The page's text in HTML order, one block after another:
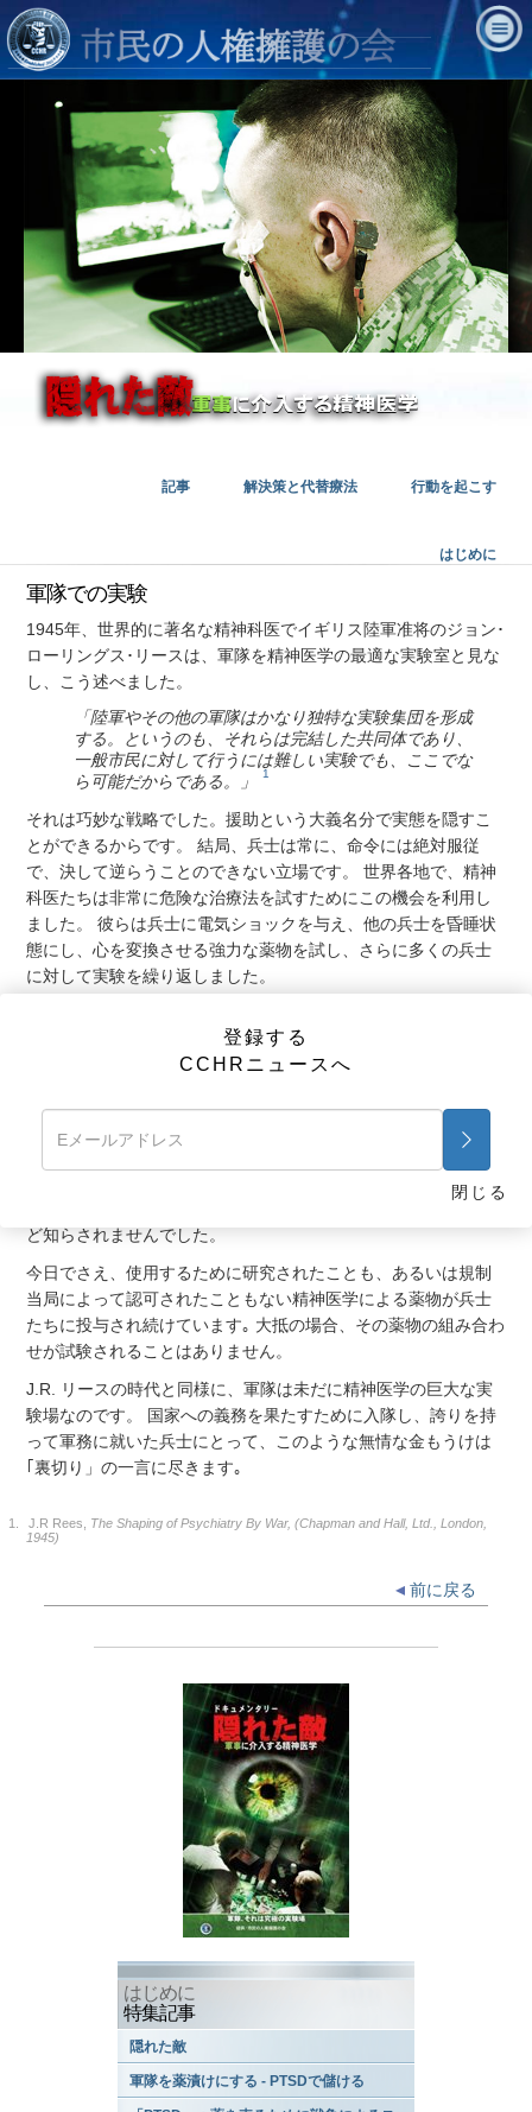
行動を起こす
解決策と代替療法
記事
はじめに
軍隊での実験
1945年、世界的に著名な精神科医でイギリス陸軍准将のジョン･
ローリングス･リースは、軍隊を精神医学の最適な実験室と見な
し、こう述べました。
「陸軍やその他の軍隊はかなり独特な実験集団を形成
する。というのも、それらは完結した共同体であり、
一般市民に対して行うには難しい実験でも、ここでな
ら可能だからである。」
1
それは巧妙な戦略でした。援助という大義名分で実態を隠すこ
とができるからです。 結局、兵士は常に、命令には絶対服従
で、決して逆らうことのできない立場です。 世界各地で、精神
科医たちは非常に危険な治療法を試すためにこの機会を利用し
ました。 彼らは兵士に電気ショックを与え、他の兵士を昏睡状
態にし、心を変換させる強力な薬物を試し、さらに多くの兵士
に対して実験を繰り返しました。
も関与するようになりました。
1950年代から1970年代までの間、イギリスやアメリカ、ソビエ
して使い、LSDなどの新しい実験的治療を行っていました。 ア
ド･コントロール実験の一環としてLSDを投与されていました。
ど知らされませんでした。
今日でさえ、使用するために研究されたことも、あるいは規制
当局によって認可されたこともない精神医学による薬物が兵士
たちに投与され続けています｡ 大抵の場合、その薬物の組み合わ
せが試験されることはありません。
J.R. リースの時代と同様に、軍隊は未だに精神医学の巨大な実
験場なのです。 国家への義務を果たすために入隊し、誇りを持
って軍務に就いた兵士にとって、このような無情な金もうけは
｢裏切り」の一言に尽きます｡
1. J.R Rees, The Shaping of Psychiatry By War, (Chapman and Hall, Ltd., London,
1945)
前に戻る
はじめに
特集記事
隠れた敵
軍隊を薬漬けにする - PTSDで儲ける
登録する
CCHRニュースへ
閉じる